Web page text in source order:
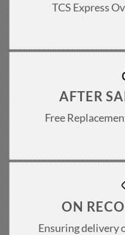
TCS Express
AFTER
Free
ON
Ensuring delivery